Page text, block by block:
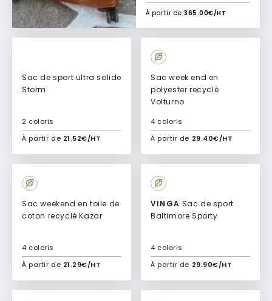
À partir de 365.00€/HT
Sac de sport ultra solide
Storm
À partir de 21.52€/HT
2 coloris
Ajouter à mon devis
Sac week end en
polyester recyclé
Volturno
À partir de 29.40€/HT
4 coloris
Ajouter à mon devis
Sac weekend en toile de
coton recyclé Kazar
À partir de 21.29€/HT
4 coloris
Ajouter à mon devis
VINGA
Baltimore Sporty
À partir de 29.90€/HT
4 coloris
Ajouter à mon devis